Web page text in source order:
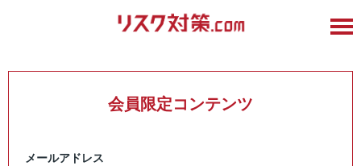
会員限定コンテンツ
メールアドレス